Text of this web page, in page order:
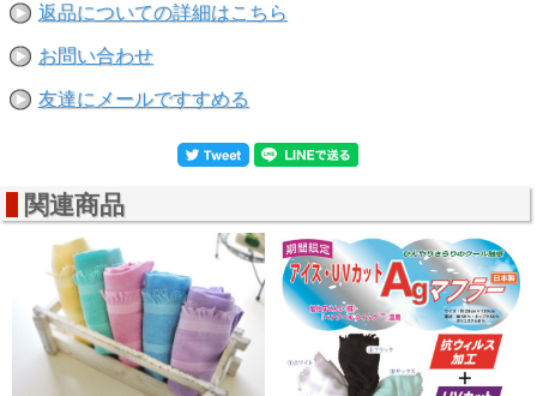
お子さま用に、小柄な方…、
小さいサイズのマスクをお探しの方…、
幼稚園や保育園の保存用に…、タオルと一緒に是非どうぞ！
マスク仕様：不織布 三層構造
梱包方法：50枚のマスクをナイロン製の袋でまとめ箱入れし
※輸入品につき予告なく規格変更、または廃盤となる場合が
ございます。
返品についての詳細はこちら
お問い合わせ
友達にメールですすめる
関連商品